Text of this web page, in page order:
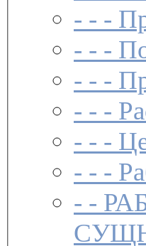
- - -
- - -
- - -
- - -
- - -
- - -
- -